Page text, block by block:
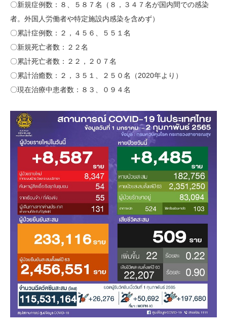
〇新規症例数：８、５８７名（８，３４７名が国内間での感染
者。外国人労働者や特定施設内感染を含めず）
〇累計症例数：２，４５６、５５１名
〇新規死亡者数：２２名
〇累計死亡者数：２２，２０７名
〇累計治癒数：２，３５１、２５０名（2020年より）
〇現在治療中患者数：８３、０９４名